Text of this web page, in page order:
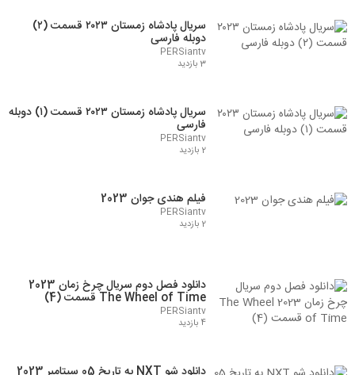
سریال پادشاه زمستان ۲۰۲۳ قسمت (۲)
دوبله فارسی
PERSiantv
3 بازدید
سریال پادشاه زمستان ۲۰۲۳ قسمت (۱) دوبله
فارسی
PERSiantv
2 بازدید
فیلم هندی جوان 2023
PERSiantv
2 بازدید
دانلود فصل دوم سریال چرخ زمان 2023
The Wheel of Time قسمت (4)
PERSiantv
4 بازدید